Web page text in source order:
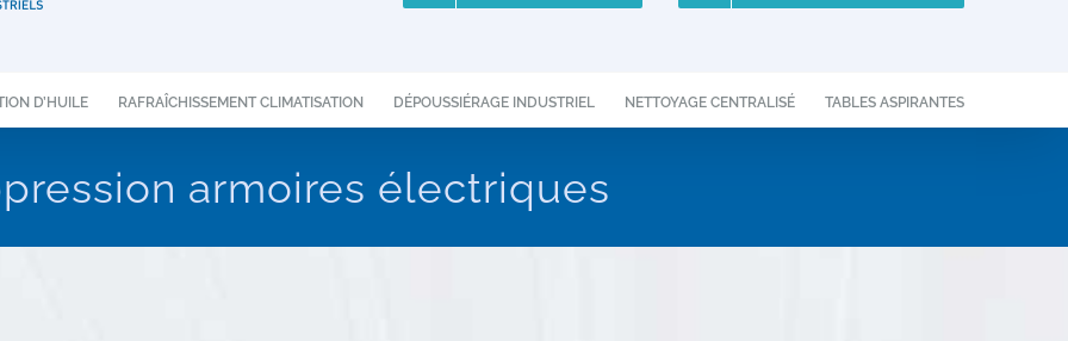
D’HUILE RAFRAÎCHISSEMENT CLIMATISATION DÉPOUSSIÉRAGE INDUSTRIEL NETTOYAGE CENTRALISÉ TABLES ASPIRANTES
armoires électriques